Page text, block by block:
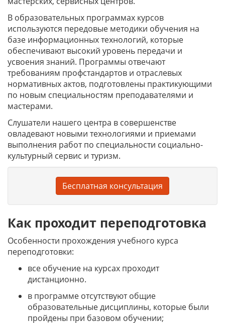
В образовательных программах курсов
используются передовые методики обучения на
базе информационных технологий, которые
обеспечивают высокий уровень передачи и
усвоения знаний. Программы отвечают
требованиям профстандартов и отраслевых
нормативных актов, подготовлены практикующими
по новым специальностям преподавателями и
мастерами.
Слушатели нашего центра в совершенстве
овладевают новыми технологиями и приемами
выполнения работ по специальности социально-
культурный сервис и туризм.
Бесплатная консультация
Как проходит переподготовка
Особенности прохождения учебного курса
переподготовки:
все обучение на курсах проходит
дистанционно.
в программе отсутствуют общие
образовательные дисциплины, которые были
пройдены при базовом обучении;